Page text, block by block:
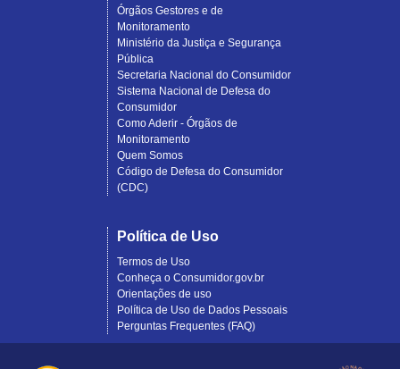
Órgãos Gestores e de
Monitoramento
Ministério da Justiça e Segurança
Pública
Secretaria Nacional do Consumidor
Sistema Nacional de Defesa do
Consumidor
Como Aderir - Órgãos de
Monitoramento
Quem Somos
Código de Defesa do Consumidor
(CDC)
Política de Uso
Termos de Uso
Conheça o Consumidor.gov.br
Orientações de uso
Política de Uso de Dados Pessoais
Perguntas Frequentes (FAQ)